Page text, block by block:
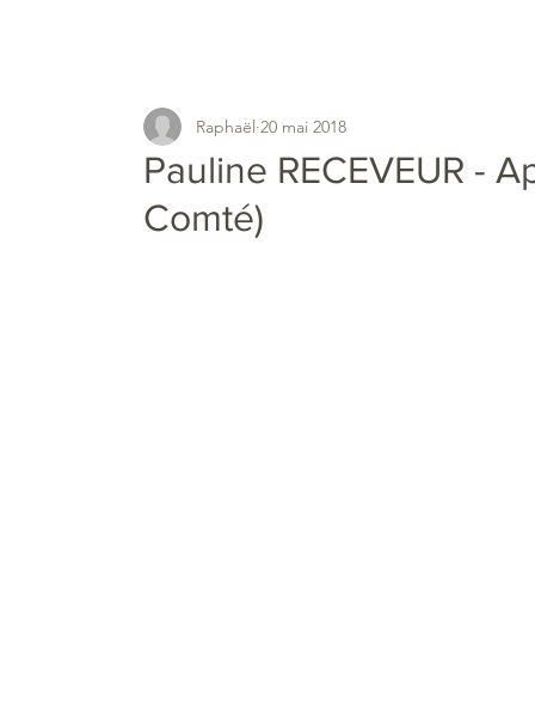
Pauline RECEVEUR -
Comté)
Raphaël 20 mai 2018